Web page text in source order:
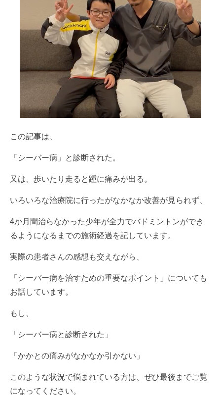
この記事は、
「シーバー病」と診断された。
又は、歩いたり走ると踵に痛みが出る。
いろいろな治療院に行ったがなかなか改善が見られず、
4か月間治らなかった少年が全力でバドミントンができ
るようになるまでの施術経過を記しています。
実際の患者さんの感想も交えながら、
「シーバー病を治すための重要なポイント」についても
お話しています。
もし、
「シーバー病と診断された」
「かかとの痛みがなかなか引かない」
このような状況で悩まれている方は、ぜひ最後までご覧
になってください。